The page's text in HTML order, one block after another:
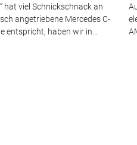
hat viel Schnickschnack an
angetriebene Mercedes C-
entspricht, haben wir in...